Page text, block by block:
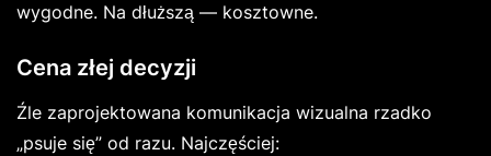
wygodne. Na dłuższą — kosztowne.
Cena złej decyzji
Źle zaprojektowana komunikacja wizualna rzadko
„psuje się” od razu. Najczęściej: